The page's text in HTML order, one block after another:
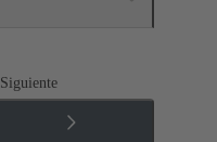
Siguiente